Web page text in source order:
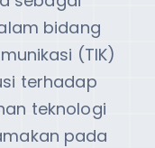
bidang
(TIK)
terhadap
teknologi
pada